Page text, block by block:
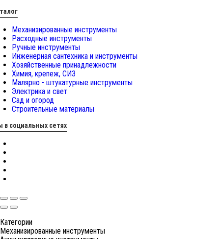
Механизированные инструменты
Расходные инструменты
Ручные инструменты
Инженерная сантехника и инструменты
Хозяйственные принадлежности
Химия, крепеж, СИЗ
Малярно - штукатурные инструменты
Электрика и свет
Сад и огород
Строительные материалы
в социальных сетях
Категории
Механизированные инструменты